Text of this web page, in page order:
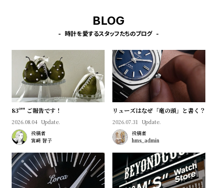
BLOG
時計を愛するスタッフたちのブログ
83º'" ご報告です！
2026.08.04 Update.
投稿者
宮﨑 智子
リューズはなぜ「竜の頭」と書く？
2026.07.31 Update.
投稿者
hms_admin